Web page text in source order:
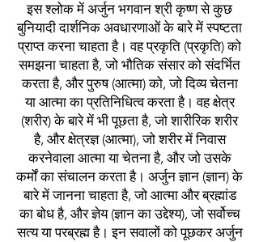
इस श्लोक में अर्जुन भगवान श्री कृष्ण से कुछ
बुनियादी दार्शनिक अवधारणाओं के बारे में स्पष्टता
प्राप्त करना चाहता है। वह प्रकृति (प्रकृति) को
समझना चाहता है, जो भौतिक संसार को संदर्भित
करता है, और पुरुष (आत्मा) को, जो दिव्य चेतना
या आत्मा का प्रतिनिधित्व करता है। वह क्षेत्र
(शरीर) के बारे में भी पूछता है, जो शारीरिक शरीर
है, और क्षेत्रज्ञ (आत्मा), जो शरीर में निवास
करनेवाला आत्मा या चेतना है, और जो उसके
कर्मों का संचालन करता है। अर्जुन ज्ञान (ज्ञान) के
बारे में जानना चाहता है, जो आत्मा और ब्रह्मांड
का बोध है, और ज्ञेय (ज्ञान का उद्देश्य), जो सर्वोच्च
सत्य या परब्रह्म है। इन सवालों को पूछकर अर्जुन